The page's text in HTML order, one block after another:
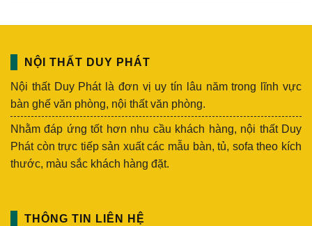
NỘI THẤT DUY PHÁT
Nội thất Duy Phát là đơn vị uy tín lâu năm trong lĩnh vực
bàn ghế văn phòng, nội thất văn phòng.
Nhằm đáp ứng tốt hơn nhu cầu khách hàng, nội thất Duy
Phát còn trực tiếp sản xuất các mẫu bàn, tủ, sofa theo kích
thước, màu sắc khách hàng đặt.
THÔNG TIN LIÊN HỆ